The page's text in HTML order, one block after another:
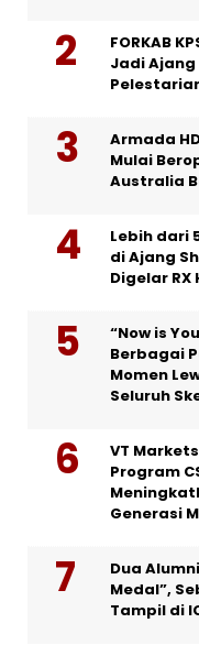
FORKAB
Jadi
Armada
Mulai
Australia
Lebih dari
di Ajang
Digelar RX
“Now is
Berbagai
Momen
Seluruh
VT
Program
Generasi
Dua
Medal”,
Tampil di